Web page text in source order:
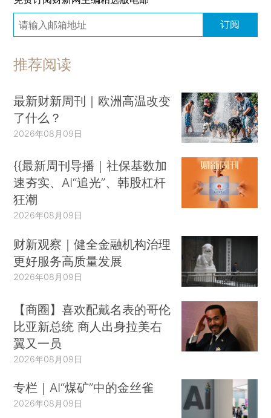
订阅
推荐阅读
最新财新周刊｜欧洲高温改变
了什么？
2026年08月09日
{{最新周刊导播｜社保基数加
速夯实、AI“追光”、韩股杠杆
狂潮
2026年08月09日
财新观察｜健全金融机构治理
更好服务高质量发展
2026年08月09日
【商圈】喜欢配戴名表的哥伦
比亚新总统 商人出身拉美右
翼又一员
2026年08月09日
专栏｜AI“煤矿”中的金丝雀
2026年08月09日